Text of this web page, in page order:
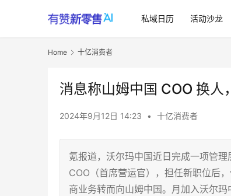
私域日历 活动沙龙
Home 十亿消费者
消息称山姆中国 COO 换
2024年9月12日 14:23 • 十亿消费者
氪报道，沃尔玛中国近日完成一项管
COO（首席营运官），担任新职位后
商业务转而向山姆中国。月加入沃尔